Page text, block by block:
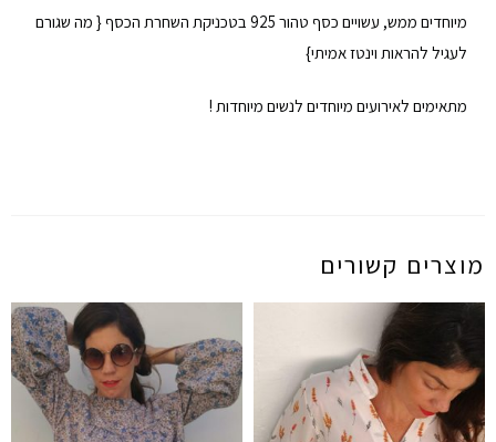
מיוחדים ממש, עשויים כסף טהור 925 בטכניקת השחרת הכסף { מה שגורם
לעגיל להראות וינטז אמיתי}
מתאימים לאירועים מיוחדים לנשים מיוחדות !
מוצרים קשורים